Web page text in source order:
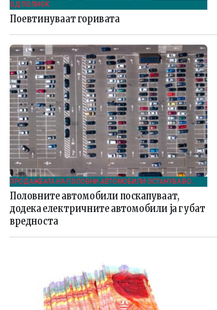
ОД ПОЛНОЌ
Поевтинуваат горивата
ПРОДАЖБАТА НА ПОЛОВНИ АВТОМОБИЛИ ОСТАНУВА ВО
БЛАГ ПОРАСТ И ВО ПРВИОТ КВАРТАЛ НА 2025
Половните автомобили поскапуваат,
додека електричните автомобили ја губат
вредноста